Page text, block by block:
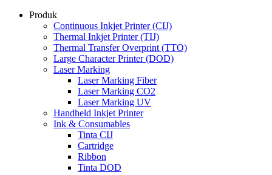
Produk
Continuous Inkjet Printer (CIJ)
Thermal Inkjet Printer (TIJ)
Thermal Transfer Overprint (TTO)
Large Character Printer (DOD)
Laser Marking
Laser Marking Fiber
Laser Marking CO2
Laser Marking UV
Handheld Inkjet Printer
Ink & Consumables
Tinta CIJ
Cartridge
Ribbon
Tinta DOD